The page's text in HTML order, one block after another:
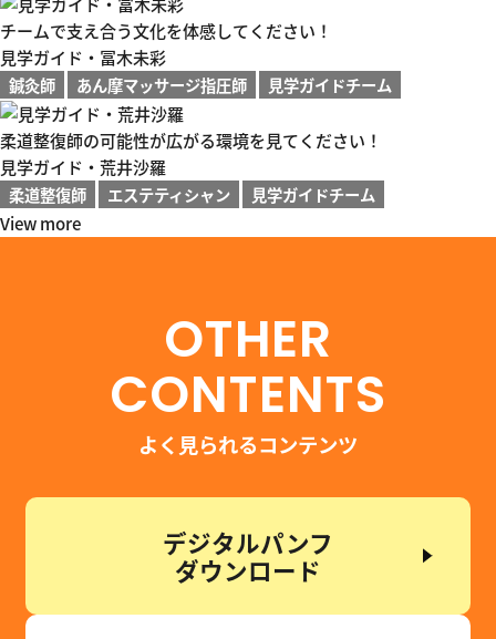
チームで支え合う文化を体感してください！
見学ガイド・冨木未彩
鍼灸師
あん摩マッサージ指圧師 見学ガイドチーム
柔道整復師の可能性が広がる環境を見てください！
見学ガイド・荒井沙羅
柔道整復師
エステティシャン
見学ガイドチーム
View more
OTHER
CONTENTS
よく見られるコンテンツ
デジタルパンフ
ダウンロード